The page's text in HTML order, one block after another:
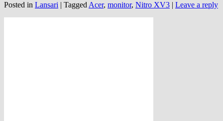
Posted in Lansari | Tagged Acer, monitor, Nitro XV3 | Leave a reply